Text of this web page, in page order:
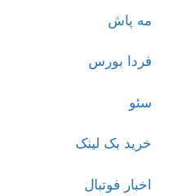
مه پاش
فردا بورس
سئو
خرید بک لینک
اخبار فوتبال